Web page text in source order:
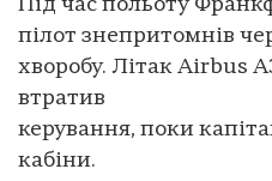
Під час польоту
пілот знепритомнів
хворобу. Літак Airbus
втратив
керування, поки
кабіни.